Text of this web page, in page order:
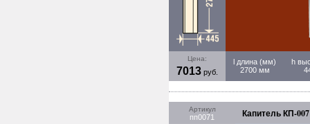
Цена:
7013 руб.
l длина (мм)
2700 мм
h
Артикул
пп0071 Капитель КП-007